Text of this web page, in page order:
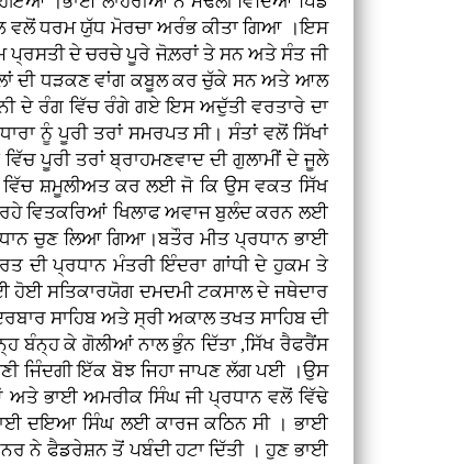
ਵਲੋਂ ਧਰਮ ਯੁੱਧ ਮੋਰਚਾ ਅਰੰਭ ਕੀਤਾ ਗਿਆ ।ਇਸ
ਪ੍ਰਸਤੀ ਦੇ ਚਰਚੇ ਪੂਰੇ ਜੋਲ਼ਰਾਂ ਤੇ ਸਨ ਅਤੇ ਸੰਤ ਜੀ
ਦੀ ਧੜਕਣ ਵਾਂਗ ਕਬੂਲ ਕਰ ਚੁੱਕੇ ਸਨ ਅਤੇ ਆਲ
ਦੇ ਰੰਗ ਵਿੱਚ ਰੰਗੇ ਗਏ ਇਸ ਅਦੁੱਤੀ ਵਰਤਾਰੇ ਦਾ
ਨੂੰ ਪੂਰੀ ਤਰਾਂ ਸਮਰਪਤ ਸੀ। ਸੰਤਾਂ ਵਲੋਂ ਸਿੱਖਾਂ
ਪੂਰੀ ਤਰਾਂ ਬ੍ਰਾਹਮਣਵਾਦ ਦੀ ਗੁਲਾਮੀਂ ਦੇ ਜੂਲੇ
ਸ਼ਮੂਲੀਅਤ ਕਰ ਲਈ ਜੋ ਕਿ ਉਸ ਵਕਤ ਸਿੱਖ
ਰਹੇ ਵਿਤਕਰਿਆਂ ਖਿਲਾਫ ਅਵਾਜ ਬੁਲੰਦ ਕਰਨ ਲਈ
ਚੁਣ ਲਿਆ ਗਿਆ।ਬਤੌਰ ਮੀਤ ਪ੍ਰਧਾਨ ਭਾਈ
ਦੀ ਪ੍ਰਧਾਨ ਮੰਤਰੀ ਇੰਦਰਾ ਗਾਂਧੀ ਦੇ ਹੁਕਮ ਤੇ
ਹੋਈ ਸਤਿਕਾਰਯੋਗ ਦਮਦਮੀ ਟਕਸਾਲ ਦੇ ਜਥੇਦਾਰ
ਸਾਹਿਬ ਅਤੇ ਸ੍ਰੀ ਅਕਾਲ ਤਖਤ ਸਾਹਿਬ ਦੀ
ਬੰਨ੍ਹ ਕੇ ਗੋਲੀਆਂ ਨਾਲ ਭੁੰਨ ਦਿੱਤਾ ,ਸਿੱਖ ਰੈਫਰੈਂਸ
ਜਿੰਦਗੀ ਇੱਕ ਬੋਝ ਜਿਹਾ ਜਾਪਣ ਲੱਗ ਪਈ ।ਉਸ
ਅਤੇ ਭਾਈ ਅਮਰੀਕ ਸਿੰਘ ਜੀ ਪ੍ਰਧਾਨ ਵਲੋਂ ਵਿੱਢੇ
ਦਇਆ ਸਿੰਘ ਲਈ ਕਾਰਜ ਕਠਿਨ ਸੀ । ਭਾਈ
ਨੇ ਫੈਡਰੇਸ਼ਨ ਤੋਂ ਪਬੰਦੀ ਹਟਾ ਦਿੱਤੀ । ਹੁਣ ਭਾਈ